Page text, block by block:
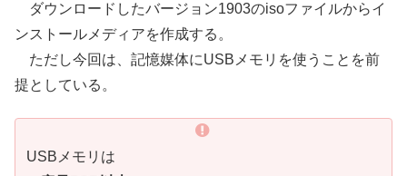
ダウンロードしたバージョン1903のisoファイルからイ
ンストールメディアを作成する。
ただし今回は、記憶媒体にUSBメモリを使うことを前
提としている。
USBメモリは